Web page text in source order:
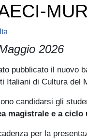
2026
pubblicato il nuovo
Italiani di Cultura del
candidarsi gli
magistrale e a ciclo
per la